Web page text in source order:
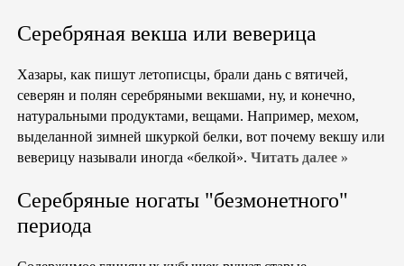
Серебряная векша или веверица
Хазары, как пишут летописцы, брали дань с вятичей,
северян и полян серебряными векшами, ну, и конечно,
натуральными продуктами, вещами. Например, мехом,
выделанной зимней шкуркой белки, вот почему векшу или
веверицу называли иногда «белкой». Читать далее »
Серебряные ногаты "безмонетного"
периода